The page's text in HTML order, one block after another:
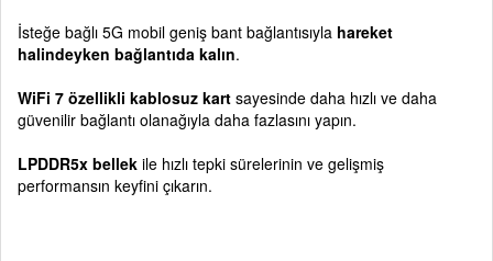
İsteğe bağlı 5G mobil geniş bant bağlantısıyla hareket
halindeyken bağlantıda kalın.
WiFi 7 özellikli kablosuz kart sayesinde daha hızlı ve daha
güvenilir bağlantı olanağıyla daha fazlasını yapın.
LPDDR5x bellek ile hızlı tepki sürelerinin ve gelişmiş
performansın keyfini çıkarın.